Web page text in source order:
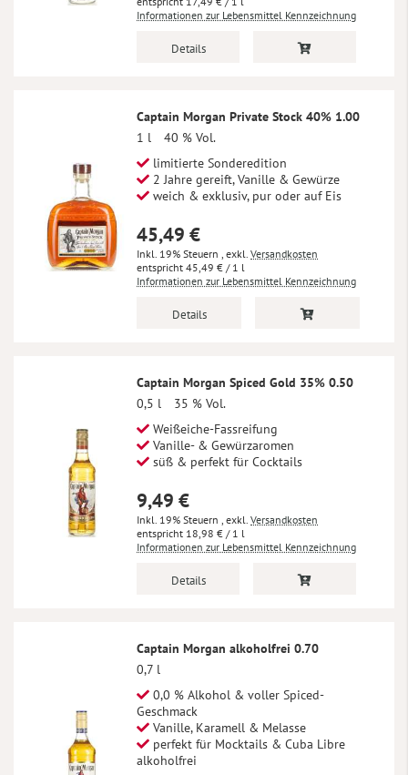
Informationen zur Lebensmittel Kennzeichnung
Details
Captain Morgan Private Stock 40% 1.00
1 l
40 % Vol.
limitierte Sonderedition
2 Jahre gereift, Vanille & Gewürze
weich & exklusiv, pur oder auf Eis
45,49 €
Inkl. 19% Steuern , exkl. Versandkosten
45,49 € / 1 l
Informationen zur Lebensmittel Kennzeichnung
Details
Captain Morgan Spiced Gold 35% 0.50
0,5 l
35 % Vol.
Weißeiche-Fassreifung
Vanille- & Gewürzaromen
süß & perfekt für Cocktails
9,49 €
Inkl. 19% Steuern , exkl. Versandkosten
18,98 € / 1 l
Informationen zur Lebensmittel Kennzeichnung
Details
Captain Morgan alkoholfrei 0.70
0,7 l
0,0 % Alkohol & voller Spiced-
Geschmack
Vanille, Karamell & Melasse
perfekt für Mocktails & Cuba Libre
alkoholfrei